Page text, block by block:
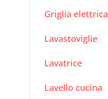
Griglia elettrica
Lavastoviglie
Lavatrice
Lavello cucina